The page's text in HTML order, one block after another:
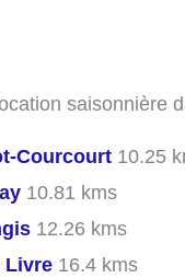
saisonnière
Courcourt 10.25
10.81 kms
12.26 kms
Livre 16.4 kms